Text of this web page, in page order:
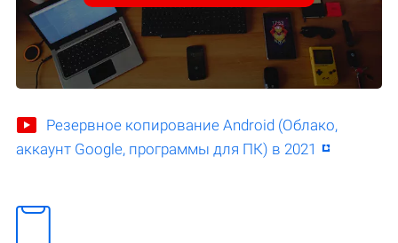
Резервное копирование Android (Облако,
аккаунт Google, программы для ПК) в 2021